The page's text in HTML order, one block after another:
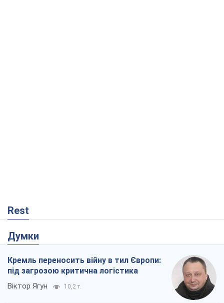
Rest
Думки
Кремль переносить війну в тил Європи:
під загрозою критична логістика
Віктор Ягун 10,2 т.